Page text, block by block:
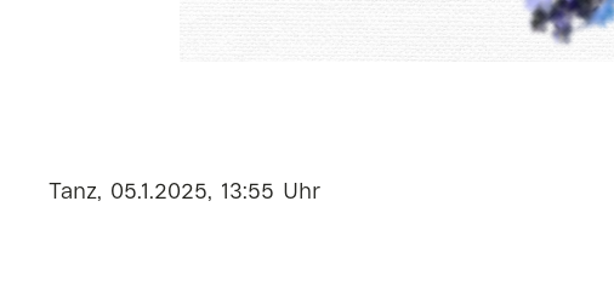
Tanz, 05.1.2025, 13:55 Uhr